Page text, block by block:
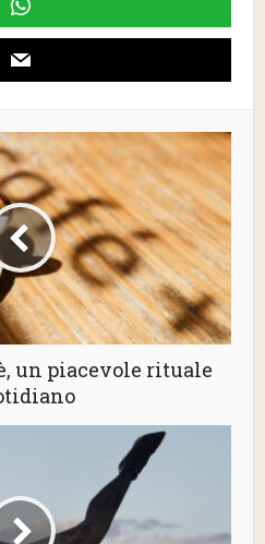
un piacevole rituale